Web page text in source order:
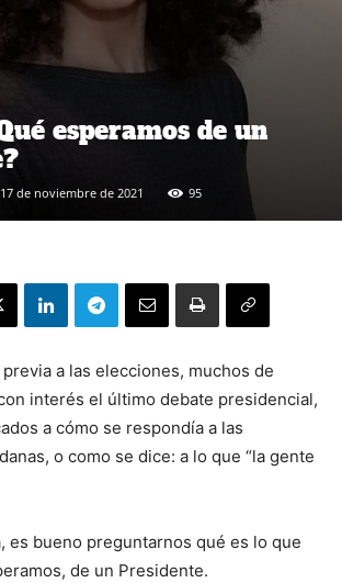
esperamos de un
17 de noviembre de 2021 95
previa a las elecciones, muchos de
interés el último debate presidencial,
a cómo se respondía a las
o como se dice: a lo que “la gente
es bueno preguntarnos qué es lo que
de un Presidente.